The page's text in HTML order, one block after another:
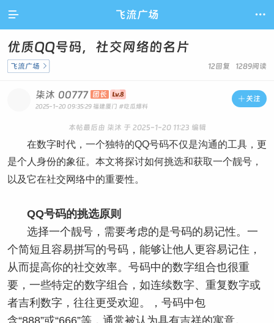
 飞流广场 
优质QQ号码，社交网络的名片
12回复 1289阅读
飞流广场 
 关注
柒沐 00777 团长
2025-1-20 09:35:29 福建厦门 #吃瓜爆料
本帖最后由 柒沐 于 2025-1-20 11:23 编辑
在数字时代，一个独特的QQ号码不仅是沟通的工具，更
是个人身份的象征。本文将探讨如何挑选和获取一个靓号，
以及它在社交网络中的重要性。
QQ号码的挑选原则
选择一个靓号，需要考虑的是号码的易记性。一
个简短且容易拼写的号码，能够让他人更容易记住，
从而提高你的社交效率。号码中的数字组合也很重
要，一些特定的数字组合，如连续数字、重复数字或
者吉利数字，往往更受欢迎。，号码中包
含“888”或“666”等，通常被认为具有吉祥的寓意。